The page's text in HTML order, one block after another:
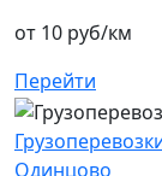
от 10 руб/км
Перейти
Одинцово